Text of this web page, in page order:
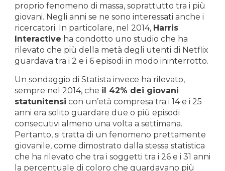
proprio fenomeno di massa, soprattutto tra i più
giovani. Negli anni se ne sono interessati anche i
ricercatori. In particolare, nel 2014, Harris
Interactive ha condotto uno studio che ha
rilevato che più della metà degli utenti di Netflix
guardava tra i 2 e i 6 episodi in modo ininterrotto.
Un sondaggio di Statista invece ha rilevato,
sempre nel 2014, che il 42% dei giovani
statunitensi con un’età compresa tra i 14 e i 25
anni era solito guardare due o più episodi
consecutivi almeno una volta a settimana.
Pertanto, si tratta di un fenomeno prettamente
giovanile, come dimostrato dalla stessa statistica
che ha rilevato che tra i soggetti tra i 26 e i 31 anni
la percentuale di coloro che guardavano più